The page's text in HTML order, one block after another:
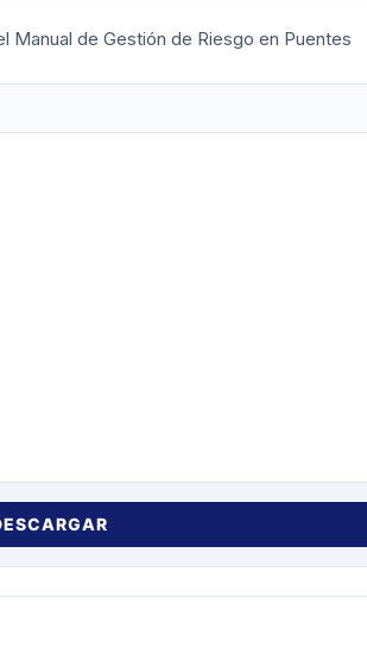
Manual de Gestión de Riesgo en Puentes